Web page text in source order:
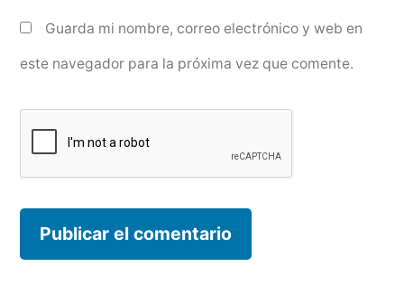
Guarda mi nombre, correo electrónico y web en
este navegador para la próxima vez que comente.